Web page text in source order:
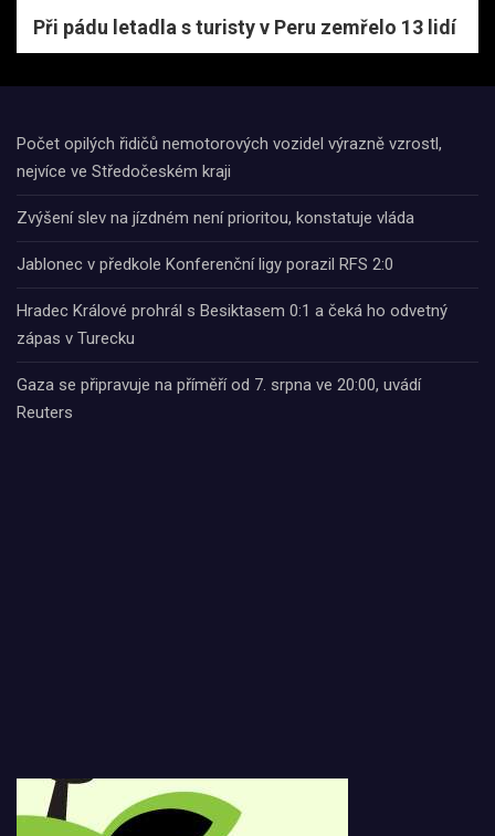
Při pádu letadla s turisty v Peru zemřelo 13 lidí
Počet opilých řidičů nemotorových vozidel výrazně vzrostl,
nejvíce ve Středočeském kraji
Zvýšení slev na jízdném není prioritou, konstatuje vláda
Jablonec v předkole Konferenční ligy porazil RFS 2:0
Hradec Králové prohrál s Besiktasem 0:1 a čeká ho odvetný
zápas v Turecku
Gaza se připravuje na příměří od 7. srpna ve 20:00, uvádí
Reuters